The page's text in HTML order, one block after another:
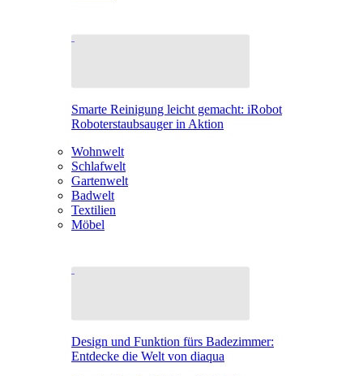
Smarte Reinigung leicht gemacht: iRobot
Roboterstaubsauger in Aktion
Wohnwelt
Schlafwelt
Gartenwelt
Badwelt
Textilien
Möbel
Design und Funktion fürs Badezimmer:
Entdecke die Welt von diaqua